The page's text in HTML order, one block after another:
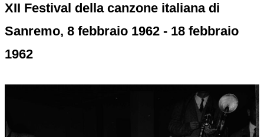
XII Festival della canzone italiana di
Sanremo, 8 febbraio 1962 - 18 febbraio
1962